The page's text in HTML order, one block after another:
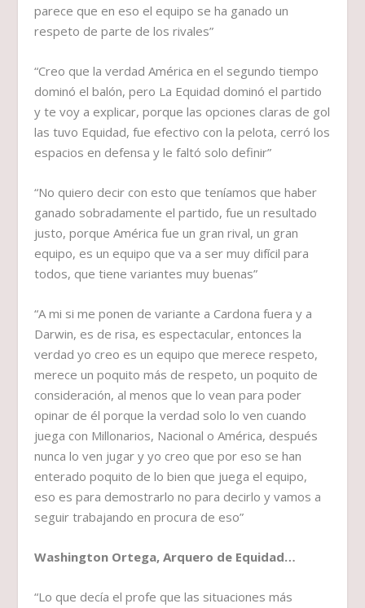
parece que en eso el equipo se ha ganado un
respeto de parte de los rivales”
“Creo que la verdad América en el segundo tiempo
dominó el balón, pero La Equidad dominó el partido
y te voy a explicar, porque las opciones claras de gol
las tuvo Equidad, fue efectivo con la pelota, cerró los
espacios en defensa y le faltó solo definir”
“No quiero decir con esto que teníamos que haber
ganado sobradamente el partido, fue un resultado
justo, porque América fue un gran rival, un gran
equipo, es un equipo que va a ser muy difícil para
todos, que tiene variantes muy buenas”
“A mi si me ponen de variante a Cardona fuera y a
Darwin, es de risa, es espectacular, entonces la
verdad yo creo es un equipo que merece respeto,
merece un poquito más de respeto, un poquito de
consideración, al menos que lo vean para poder
opinar de él porque la verdad solo lo ven cuando
juega con Millonarios, Nacional o América, después
nunca lo ven jugar y yo creo que por eso se han
enterado poquito de lo bien que juega el equipo,
eso es para demostrarlo no para decirlo y vamos a
seguir trabajando en procura de eso”
Washington Ortega, Arquero de Equidad…
“Lo que decía el profe que las situaciones más